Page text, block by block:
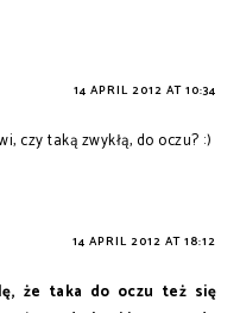
14 APRIL 2012 AT 10:34
czy taką zwykłą, do oczu? :)
14 APRIL 2012 AT 18:12
że taka do oczu też się